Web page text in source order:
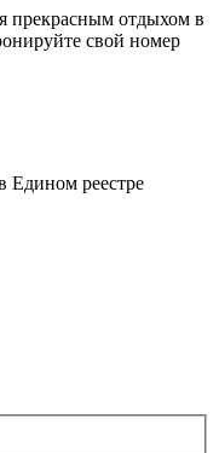
прекрасным отдыхом в
свой номер
Едином реестре